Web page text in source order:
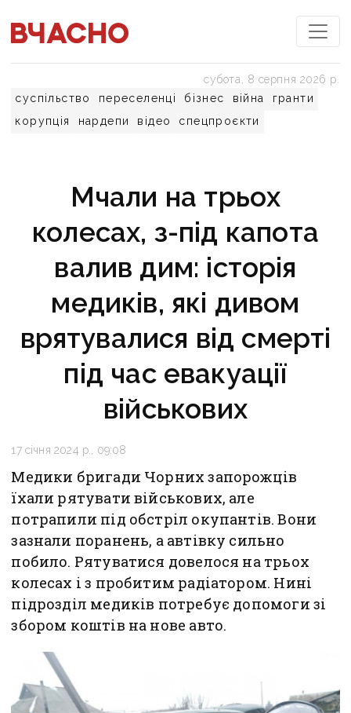
суспільство переселенці бізнес війна
гранти
корупція
нардепи відео спецпроєкти
субота, 8 серпня 2026 р.
Мчали на трьох
колесах, з-під капота
валив дим: історія
медиків, які дивом
врятувалися від смерті
під час евакуації
військових
17 січня 2024 р., 09:08
Медики бригади Чорних запорожців
їхали рятувати військових, але
потрапили під обстріл окупантів. Вони
зазнали поранень, а автівку сильно
побило. Рятуватися довелося на трьох
колесах і з пробитим радіатором. Нині
підрозділ медиків потребує допомоги зі
збором коштів на нове авто.